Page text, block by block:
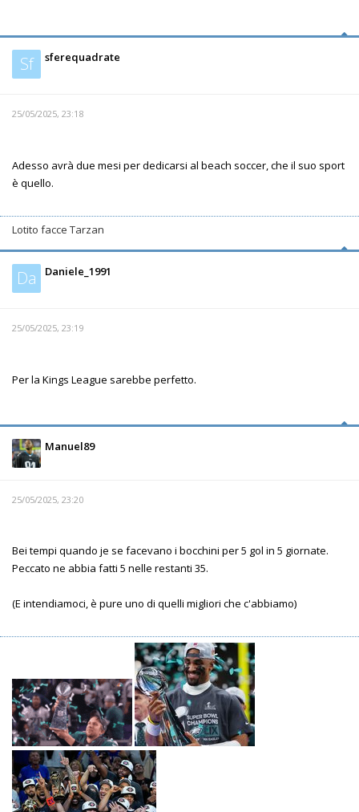
Sf sferequadrate
25/05/2025, 23:18
Adesso avrà due mesi per dedicarsi al beach soccer, che il suo sport
è quello.
Lotito facce Tarzan
Da Daniele_1991
25/05/2025, 23:19
Per la Kings League sarebbe perfetto.
Manuel89
25/05/2025, 23:20
Bei tempi quando je se facevano i bocchini per 5 gol in 5 giornate.
Peccato ne abbia fatti 5 nelle restanti 35.
(E intendiamoci, è pure uno di quelli migliori che c'abbiamo)